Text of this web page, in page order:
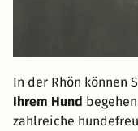
In der Rhön können
Ihrem Hund
zahlreiche